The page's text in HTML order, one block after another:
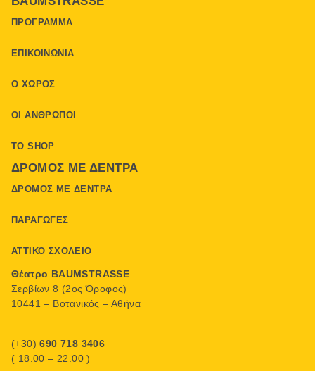
ΠΡΌΓΡΑΜΜΑ
ΕΠΙΚΟΙΝΩΝΊΑ
Ο ΧΏΡΟΣ
ΟΙ ΆΝΘΡΩΠΟΙ
ΤΟ SHOP
ΔΡΌΜΟΣ ΜΕ ΔΈΝΤΡΑ
ΔΡΌΜΟΣ ΜΕ ΔΈΝΤΡΑ
ΠΑΡΑΓΩΓΈΣ
ΑΤΤΙΚΌ ΣΧΟΛΕΊΟ
Θέατρο BAUMSTRASSE
Σερβίων 8 (2ος Όροφος)
10441 – Βοτανικός – Αθήνα
(+30)690 718 3406
( 18.00 – 22.00 )